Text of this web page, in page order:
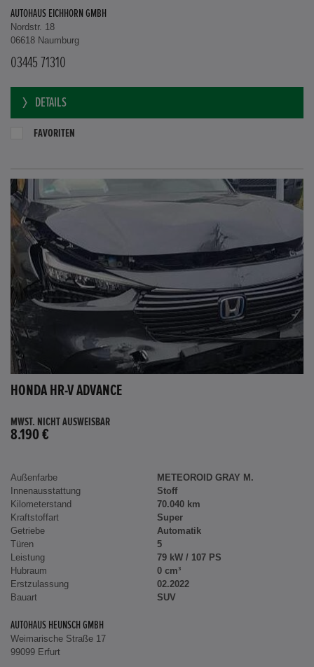
AUTOHAUS EICHHORN GMBH
Nordstr. 18
06618 Naumburg
03445 71310
DETAILS
FAVORITEN
HONDA HR-V ADVANCE
MWST. NICHT AUSWEISBAR
8.190 €
Außenfarbe
METEOROID GRAY M.
Innenausstattung
Stoff
Kilometerstand
70.040 km
Kraftstoffart
Super
Getriebe
Automatik
Türen
5
Leistung
79 kW / 107 PS
Hubraum
0 cm³
Erstzulassung
02.2022
Bauart
SUV
AUTOHAUS HEUNSCH GMBH
Weimarische Straße 17
99099 Erfurt